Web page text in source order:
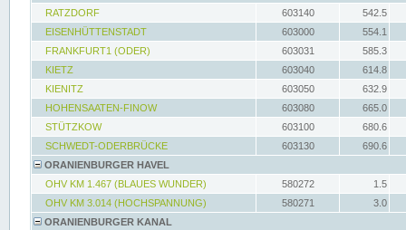
RATZDORF
603140
542.5
EISENHÜTTENSTADT
603000
554.1
FRANKFURT1 (ODER)
603031
585.3
KIETZ
603040
614.8
KIENITZ
603050
632.9
HOHENSAATEN-FINOW
603080
665.0
STÜTZKOW
603100
680.6
SCHWEDT-ODERBRÜCKE
603130
690.6
ORANIENBURGER HAVEL
OHV KM 1.467 (BLAUES WUNDER)
580272
1.5
OHV KM 3.014 (HOCHSPANNUNG)
580271
3.0
ORANIENBURGER KANAL